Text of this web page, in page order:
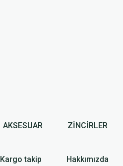
AKSESUAR ZİNCİRLER
Kargo takip Hakkımızda